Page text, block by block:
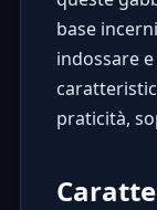
base
indossare
praticità,